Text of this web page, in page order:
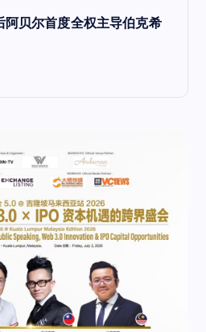
阿贝尔首度全权主导伯克希